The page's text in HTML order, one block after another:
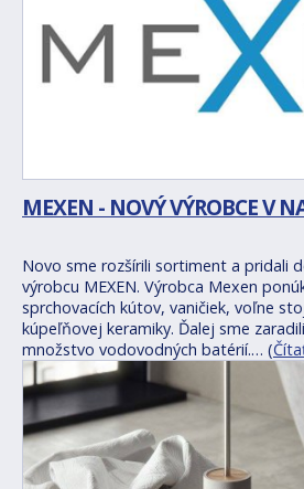
MEXEN - NOVÝ VÝROBCE V
Novo sme rozšírili sortiment a pridali
výrobcu MEXEN. Výrobca Mexen
sprchovacích kútov, vaničiek, voľne
kúpeľňovej keramiky. Ďalej sme
množstvo vodovodných batérií.… (